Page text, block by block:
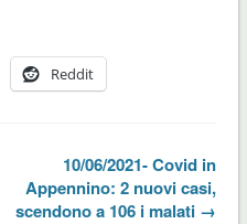
Reddit
10/06/2021- Covid in
Appennino: 2 nuovi casi,
scendono a 106 i malati →